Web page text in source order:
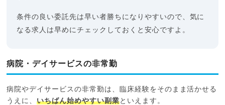
条件の良い委託先は早い者勝ちになりやすいので、気に
なる求人は早めにチェックしておくと安心ですよ。
病院・デイサービスの非常勤
病院やデイサービスの非常勤は、臨床経験をそのまま活かせる
うえに、いちばん始めやすい副業といえます。